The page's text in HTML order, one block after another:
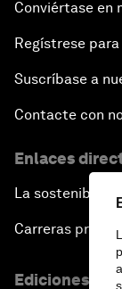
Conviértase en
Regístrese
Suscríbase a
Contacte con
Enlaces
La
Carreras
Ediciones en